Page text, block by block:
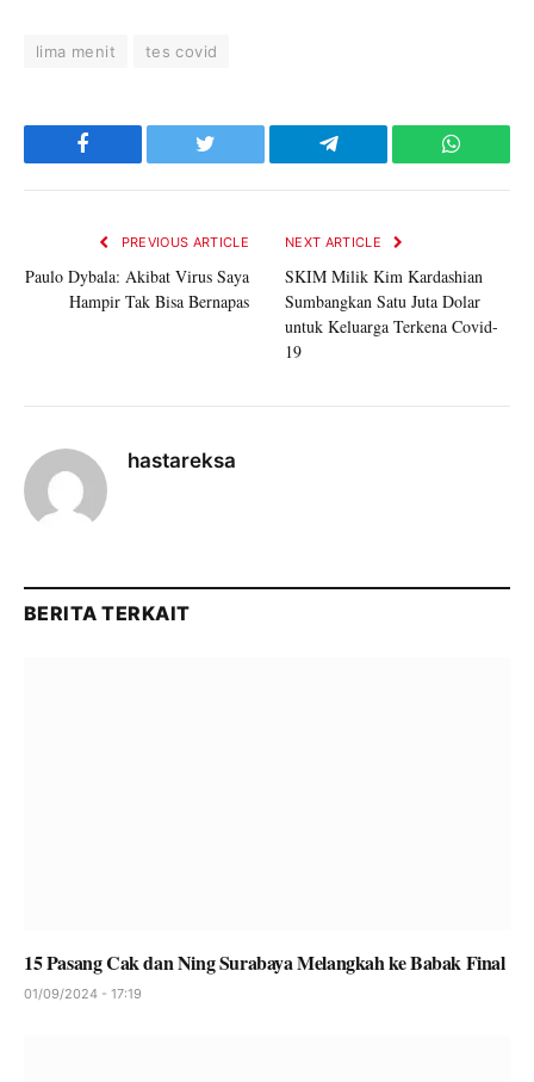
lima menit tes covid
Facebook Twitter Telegram
PREVIOUS ARTICLE
Paulo Dybala: Akibat Virus Saya
Hampir Tak Bisa Bernapas
NEXT ARTICLE
SKIM Milik Kim Kardashian
Sumbangkan Satu Juta Dolar
untuk Keluarga Terkena Covid-
19
hastareksa
BERITA TERKAIT
15 Pasang Cak dan Ning Surabaya Melangkah ke Babak Final
01/09/2024 - 17:19